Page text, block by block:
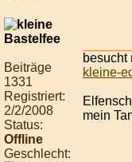
Beiträge
1331
Registriert:
2/2/2008
Status:
Offline
Geschlecht:
besucht
kleine-
mein